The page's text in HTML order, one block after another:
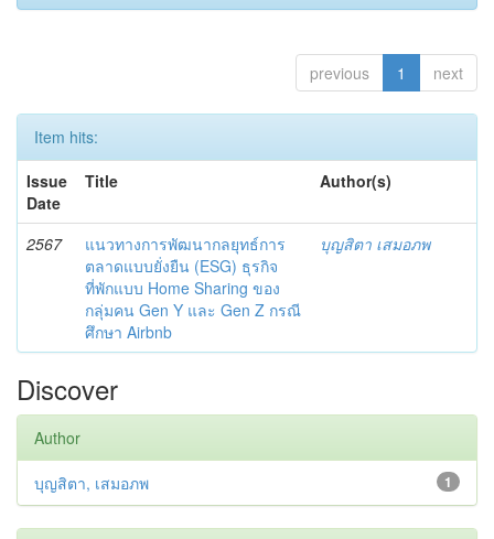
previous 1 next
Item hits:
Issue
Date
Title Author(s)
2567
แนวทางการพัฒนากลยุทธ์การ
ตลาดแบบยั่งยืน (ESG) ธุรกิจ
ที่พักแบบ Home Sharing ของ
กลุ่มคน Gen Y และ Gen Z กรณี
ศึกษา Airbnb
บุญสิตา เสมอภพ
Discover
Author
1
บุญสิตา, เสมอภพ